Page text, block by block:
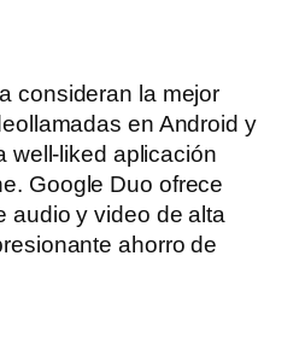
consideran la mejor
en Android y
well-liked aplicación
Google Duo ofrece
audio y video de alta
ahorro de